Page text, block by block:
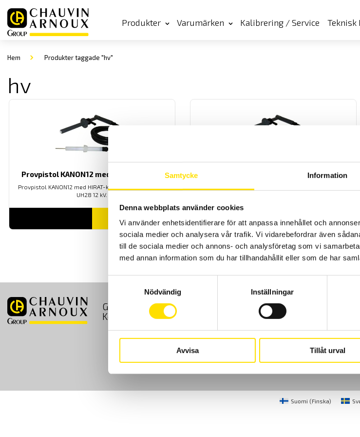
Samtycke Information
Denna webbplats använder cookies
Vi använder enhetsidentifierare för att anpassa innehållet och
sociala medier och analysera vår trafik. Vi vidarebefordrar även
till de sociala medier och annons- och analysföretag som vi
med annan information som du har tillhandahållit eller som de har
Nödvändig
Inställningar
Avvisa Tillåt urval
Produkter Varumärken Kalibrering / Service Teknisk
Hem Produkter taggade "hv"
hv
Provpistol KANON12 med HIRAT-kontakt
Provpistol KANON12 med HIRAT-kontakt. Anpassad för
UH28 12 kV.
LÄS MER
Provpistol KANON16 med eller utan HIRAT-
LÄS MER
GDPR Köpvillkor Cookies
Kontakt
CA Mätsystem AB
183 62 Täby
08-
Suomi (Finska)